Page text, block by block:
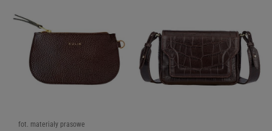
fot. materiały prasowe